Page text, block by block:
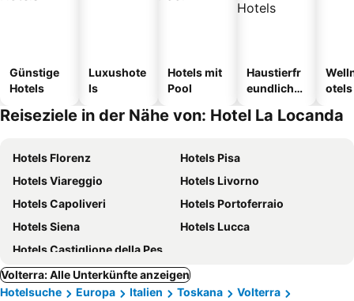
Günstige
Hotels
Luxushote
ls
Hotels mit
Pool
Haustierfr
eundliche
otels
Reiseziele in der Nähe von: Hotel La Locanda
Hotels Florenz
Hotels Pisa
Hotels Viareggio
Hotels Livorno
Hotels Capoliveri
Hotels Portoferraio
Hotels Siena
Hotels Lucca
Hotels Castiglione della Pescaia
Volterra: Alle Unterkünfte anzeigen
Hotelsuche
Europa Italien Toskana
Volterra